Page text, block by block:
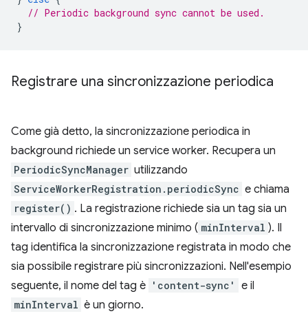
// Periodic background sync cannot be used.
}
Registrare una sincronizzazione periodica
Come già detto, la sincronizzazione periodica in
background richiede un service worker. Recupera un
PeriodicSyncManager utilizzando
ServiceWorkerRegistration.periodicSync e chiama
register() . La registrazione richiede sia un tag sia un
intervallo di sincronizzazione minimo ( minInterval ). Il
tag identifica la sincronizzazione registrata in modo che
sia possibile registrare più sincronizzazioni. Nell'esempio
seguente, il nome del tag è 'content-sync' e il
minInterval è un giorno.